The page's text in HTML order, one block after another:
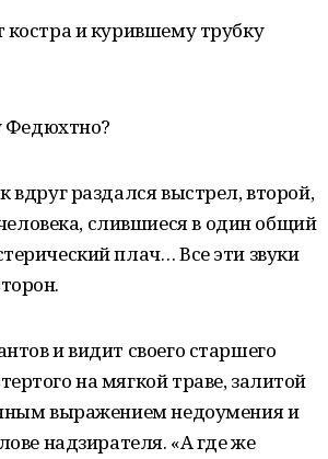
костра и курившему трубку
Федюхтно?
вдруг раздался выстрел, второй,
слившиеся в один общий
плач… Все эти звуки
и видит своего старшего
на мягкой траве, залитой
выражением недоумения и
надзирателя. «А где же